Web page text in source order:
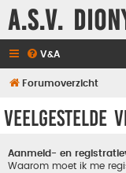
A.S.V.
V&A
Forumoverzicht
Veelgestelde
Aanmeld- en
Waarom moet ik me